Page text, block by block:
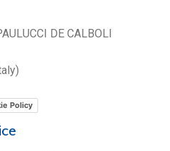
DE CALBOLI
Policy